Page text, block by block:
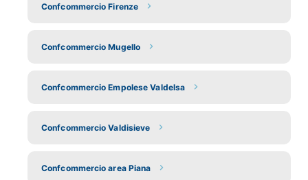
Confcommercio Firenze
Confcommercio Mugello
Confcommercio Empolese Valdelsa
Confcommercio Valdisieve
Confcommercio area Piana